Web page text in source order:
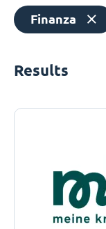
Finanza
Results